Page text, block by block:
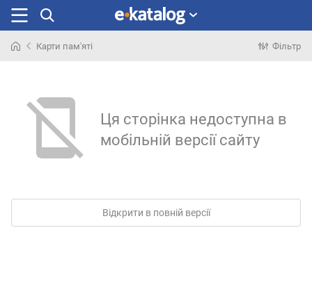
Карти пам'яті Фільтр
Ця сторінка недоступна в
мобільній версії сайту
Відкрити в повній версії